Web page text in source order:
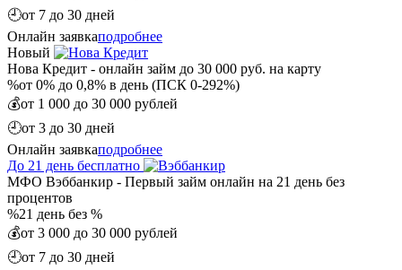
🕘от 7 до 30 дней
Онлайн заявкаподробнее
Новый
Нова Кредит - онлайн займ до 30 000 руб. на карту
%от 0% до 0,8% в день (ПСК 0-292%)
💰от 1 000 до 30 000 рублей
🕘от 3 до 30 дней
Онлайн заявкаподробнее
До 21 день бесплатно
МФО Вэббанкир - Первый займ онлайн на 21 день без
процентов
%21 день без %
💰от 3 000 до 30 000 рублей
🕘от 7 до 30 дней